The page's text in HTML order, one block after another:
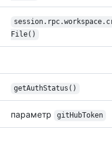
File()
getAuthStatus()
параметр gitHubToken